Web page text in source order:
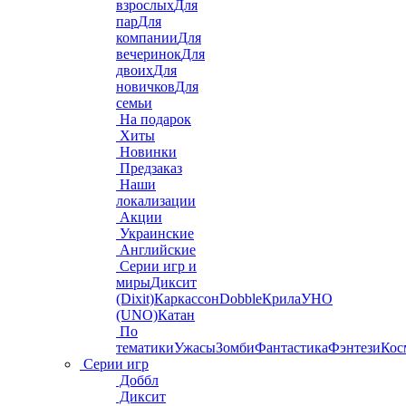
взрослыхДля
парДля
компанииДля
вечеринокДля
двоихДля
новичковДля
семьи
На подарок
Хиты
Новинки
Предзаказ
Наши
локализации
Акции
Украинские
Английские
Серии игр и
мирыДиксит
(Dixit)КаркассонDobbleКрилаУНО
(UNO)Катан
По
тематикиУжасыЗомбиФантастикаФэнтези
Серии игр
Доббл
Диксит